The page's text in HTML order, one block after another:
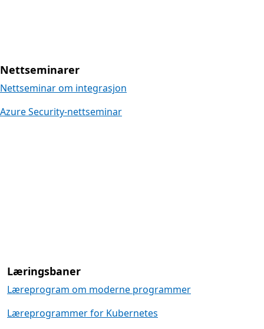
Nettseminarer
Nettseminar om integrasjon
Azure Security-nettseminar
Læringsbaner
Læreprogram om moderne programmer
Læreprogrammer for Kubernetes